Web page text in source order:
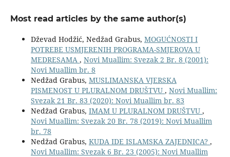
Most read articles by the same author(s)
Dževad Hodžić, Nedžad Grabus, MOGUĆNOSTI I
POTREBE USMJERENIH PROGRAMA-SMJEROVA U
MEDRESAMA , Novi Muallim: Svezak 2 Br. 8 (2001):
Novi Muallim br. 8
Nedžad Grabus, MUSLIMANSKA VJERSKA
PISMENOST U PLURALNOM DRUŠTVU , Novi Muallim:
Svezak 21 Br. 83 (2020): Novi Muallim br. 83
Nedžad Grabus, IMAM U PLURALNOM DRUŠTVU ,
Novi Muallim: Svezak 20 Br. 78 (2019): Novi Muallim
br. 78
Nedžad Grabus, KUDA IDE ISLAMSKA ZAJEDNICA? ,
Novi Muallim: Svezak 6 Br. 23 (2005): Novi Muallim